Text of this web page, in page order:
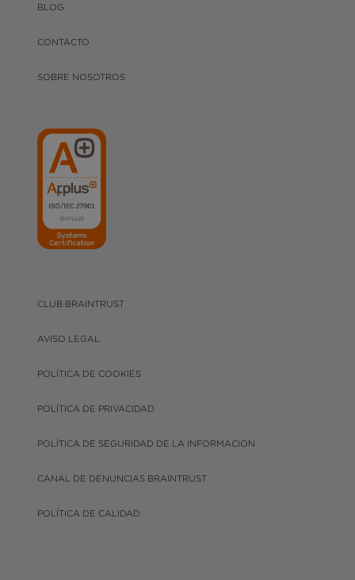
BLOG
CONTACTO
SOBRE NOSOTROS
CLUB BRAINTRUST
AVISO LEGAL
POLÍTICA DE COOKIES
POLÍTICA DE PRIVACIDAD
POLÍTICA DE SEGURIDAD DE LA INFORMACION
CANAL DE DENUNCIAS BRAINTRUST
POLÍTICA DE CALIDAD